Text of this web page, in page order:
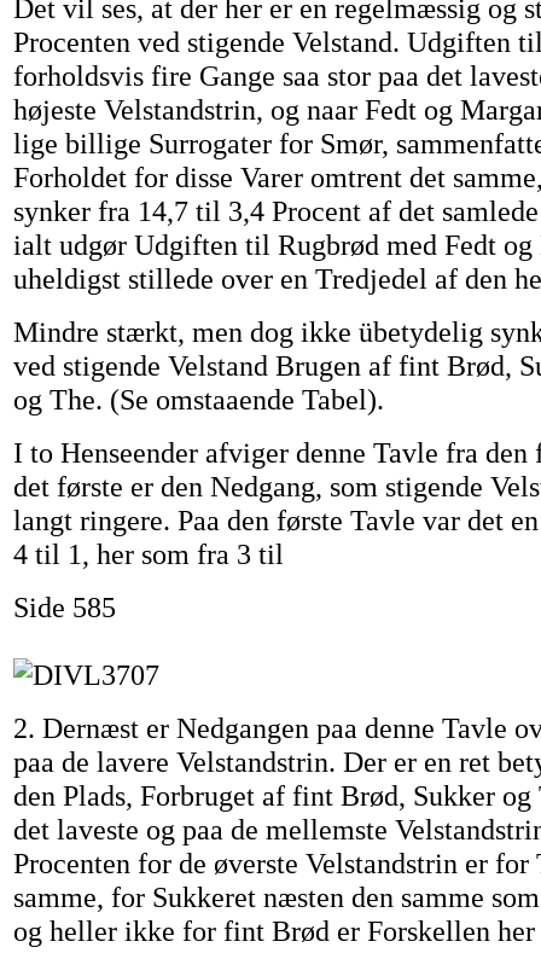
Det vil ses, at der her er en regelmæssig og
Procenten ved stigende Velstand. Udgiften
forholdsvis fire Gange saa stor paa det
højeste Velstandstrin, og naar Fedt og
lige billige Surrogater for Smør,
Forholdet for disse Varer omtrent det
synker fra 14,7 til 3,4 Procent af det
ialt udgør Udgiften til Rugbrød med Fedt
uheldigst stillede over en Tredjedel af den
Mindre stærkt, men dog ikke übetydelig
ved stigende Velstand Brugen af fint Brød,
og The. (Se omstaaende Tabel).
I to Henseender afviger denne Tavle fra den
det første er den Nedgang, som stigende
langt ringere. Paa den første Tavle var det
4 til 1, her som fra 3 til
Side 585
2. Dernæst er Nedgangen paa denne Tavle
paa de lavere Velstandstrin. Der er en ret
den Plads, Forbruget af fint Brød, Sukker og
det laveste og paa de mellemste
Procenten for de øverste Velstandstrin er for
samme, for Sukkeret næsten den samme
og heller ikke for fint Brød er Forskellen her